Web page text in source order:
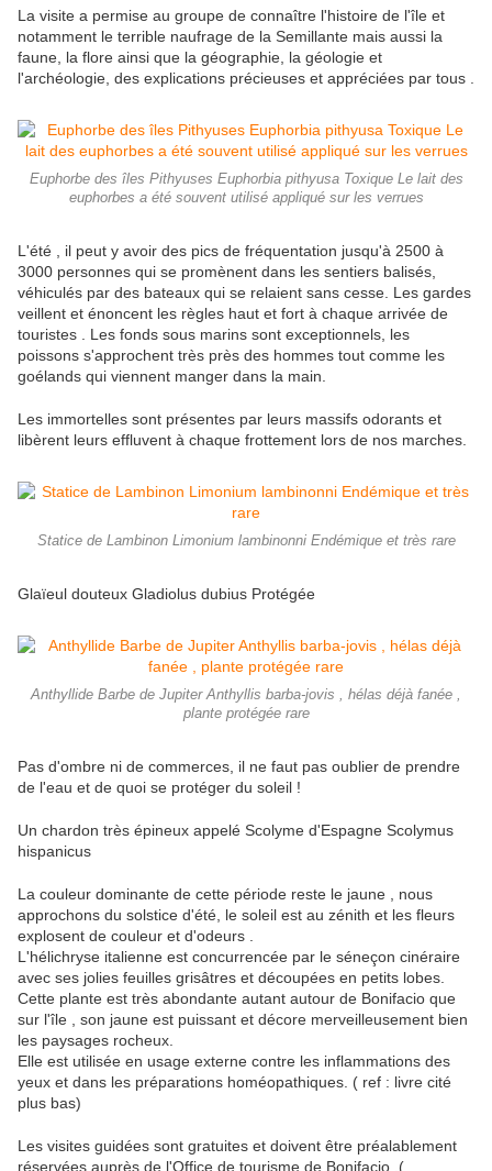
La visite a permise au groupe de connaître l'histoire de l'île et
notamment le terrible naufrage de la Semillante mais aussi la
faune, la flore ainsi que la géographie, la géologie et
l'archéologie, des explications précieuses et appréciées par tous .
Euphorbe des îles Pithyuses Euphorbia pithyusa Toxique Le lait des
euphorbes a été souvent utilisé appliqué sur les verrues
L'été , il peut y avoir des pics de fréquentation jusqu'à 2500 à
3000 personnes qui se promènent dans les sentiers balisés,
véhiculés par des bateaux qui se relaient sans cesse. Les gardes
veillent et énoncent les règles haut et fort à chaque arrivée de
touristes . Les fonds sous marins sont exceptionnels, les
poissons s'approchent très près des hommes tout comme les
goélands qui viennent manger dans la main.
Les immortelles sont présentes par leurs massifs odorants et
libèrent leurs effluvent à chaque frottement lors de nos marches.
Statice de Lambinon Limonium lambinonni Endémique et très rare
Glaïeul douteux Gladiolus dubius Protégée
Anthyllide Barbe de Jupiter Anthyllis barba-jovis , hélas déjà fanée ,
plante protégée rare
Pas d'ombre ni de commerces, il ne faut pas oublier de prendre
de l'eau et de quoi se protéger du soleil !
Un chardon très épineux appelé Scolyme d'Espagne Scolymus
hispanicus
La couleur dominante de cette période reste le jaune , nous
approchons du solstice d'été, le soleil est au zénith et les fleurs
explosent de couleur et d'odeurs .
L'hélichryse italienne est concurrencée par le séneçon cinéraire
avec ses jolies feuilles grisâtres et découpées en petits lobes.
Cette plante est très abondante autant autour de Bonifacio que
sur l'île , son jaune est puissant et décore merveilleusement bien
les paysages rocheux.
Elle est utilisée en usage externe contre les inflammations des
yeux et dans les préparations homéopathiques. ( ref : livre cité
plus bas)
Les visites guidées sont gratuites et doivent être préalablement
réservées auprès de l'Office de tourisme de Bonifacio .(